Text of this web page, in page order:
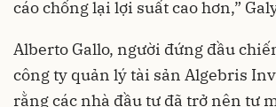
cáo chống lại lợi suất cao hơn,”
Alberto Gallo, người đứng đầu
công ty quản lý tài sản Algebris
rằng các nhà đầu tư đã trở nên tự